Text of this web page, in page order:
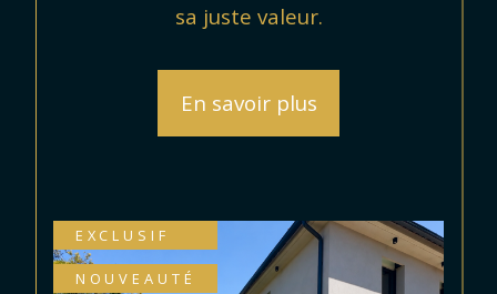
sa juste valeur.
En savoir plus
EXCLUSIF
NOUVEAUTÉ